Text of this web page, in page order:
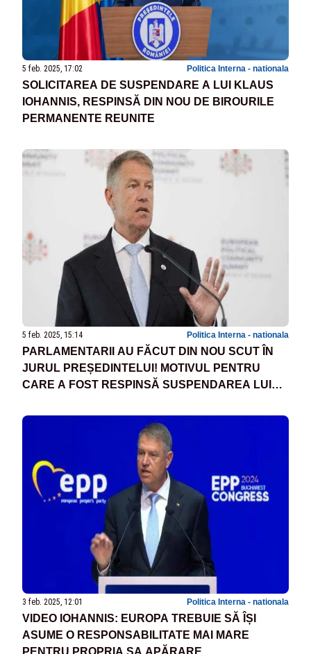
5 feb. 2025, 17:02 Politica Interna - nationala
SOLICITAREA DE SUSPENDARE A LUI KLAUS
IOHANNIS, RESPINSĂ DIN NOU DE BIROURILE
PERMANENTE REUNITE
5 feb. 2025, 15:14 Politica Interna - nationala
PARLAMENTARII AU FĂCUT DIN NOU SCUT ÎN
JURUL PREȘEDINTELUI! MOTIVUL PENTRU
CARE A FOST RESPINSĂ SUSPENDAREA LUI
3 feb. 2025, 12:01 Politica Interna - nationala
VIDEO IOHANNIS: EUROPA TREBUIE SĂ ÎȘI
ASUME O RESPONSABILITATE MAI MARE
PENTRU PROPRIA SA APĂRARE